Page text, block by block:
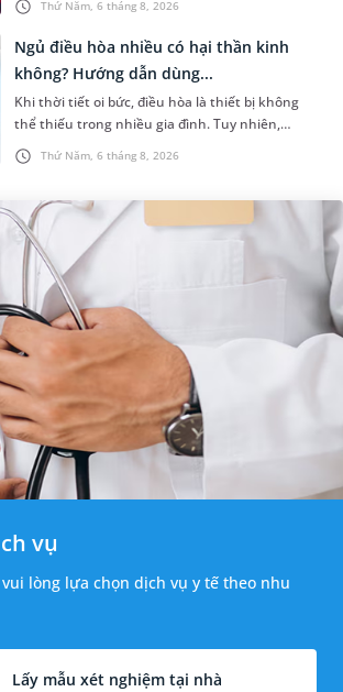
Thứ Năm, 6 tháng 8, 2026
nhiệt độ ở nách bao...
Thứ Năm, 6 tháng 8, 2026
Ngủ điều hòa nhiều có hại thần kinh
không? Hướng dẫn dùng...
Khi thời tiết oi bức, điều hòa là thiết bị không
thể thiếu trong nhiều gia đình. Tuy nhiên,
nhiều người lo ngại rằng việc ngủ trong phòng
điều hòa mỗi đêm có...
vụ
lòng lựa chọn dịch vụ y tế theo nhu
Lấy mẫu xét nghiệm tại nhà